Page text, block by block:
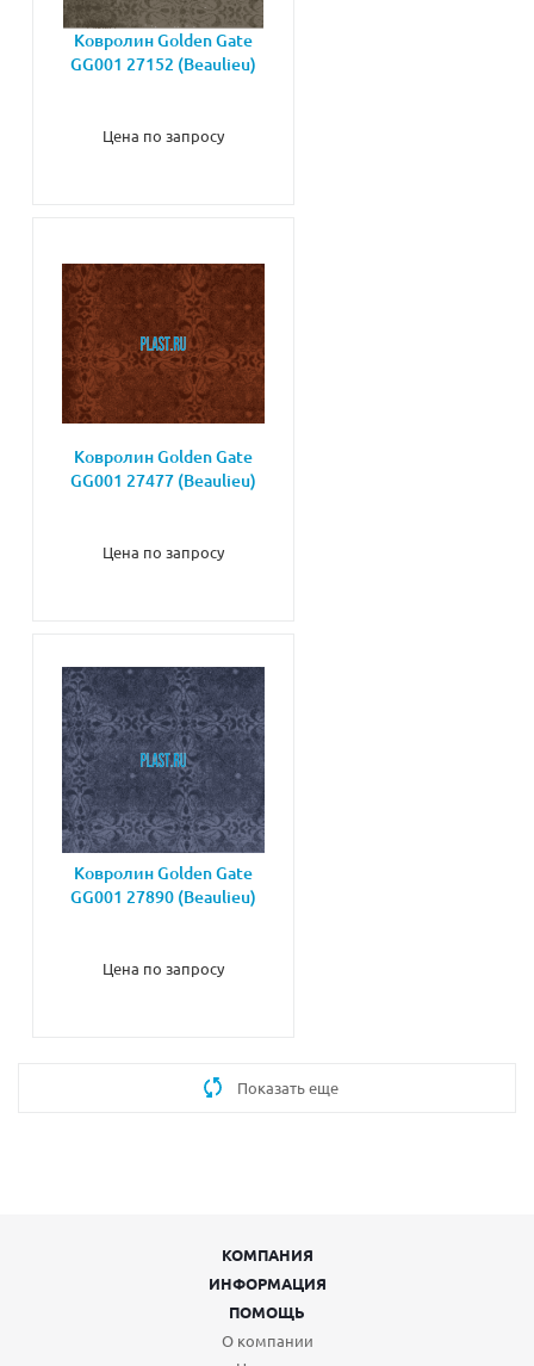
Ковролин Golden Gate
GG001 27152 (Beaulieu)
Цена по запросу
Ковролин Golden Gate
GG001 27477 (Beaulieu)
Цена по запросу
Ковролин Golden Gate
GG001 27890 (Beaulieu)
Цена по запросу
Показать еще
КОМПАНИЯ
ИНФОРМАЦИЯ
ПОМОЩЬ
О компании